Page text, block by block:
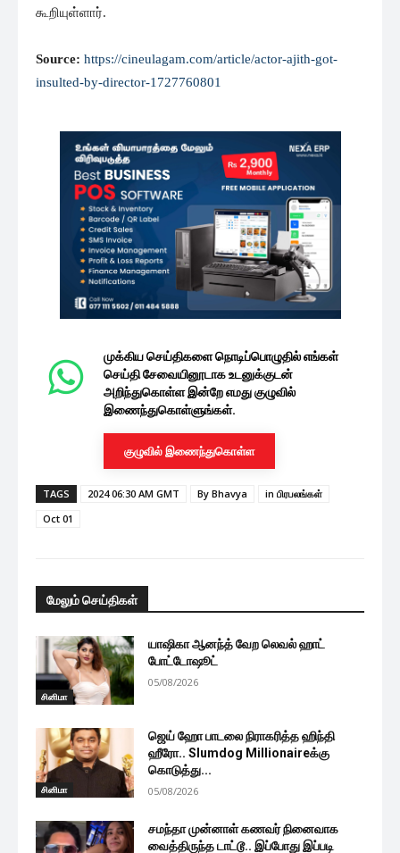
கூறியுள்ளார்.
Source: https://cineulagam.com/article/actor-ajith-got-
insulted-by-director-1727760801
முக்கிய செய்திகளை நொடிப்பொழுதில் எங்கள்
செய்தி சேவையினூடாக உடனுக்குடன்
அறிந்துகொள்ள இன்றே எமது குழுவில்
இணைந்துகொள்ளுங்கள்.
குழுவில் இணைந்துகொள்ள
TAGS 2024 06:30 AM GMT By Bhavya
in பிரபலங்கள்
Oct 01
மேலும் செய்திகள்
சினிமா
யாஷிகா ஆனந்த் வேற லெவல் ஹாட்
போட்டோஷூட்
05/08/2026
சினிமா
ஜெய் ஹோ பாடலை நிராகரித்த ஹிந்தி
ஹீரோ.. Slumdog Millionaireக்கு
கொடுத்து...
05/08/2026
சமந்தா முன்னாள் கணவர் நினைவாக
வைத்திருந்த டாட்டூ.. இப்போது இப்படி